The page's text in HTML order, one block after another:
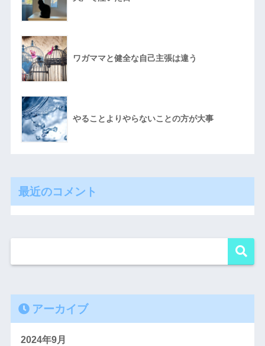
ワガママと健全な自己主張は違う
やることよりやらないことの方が大事
最近のコメント
アーカイブ
2024年9月